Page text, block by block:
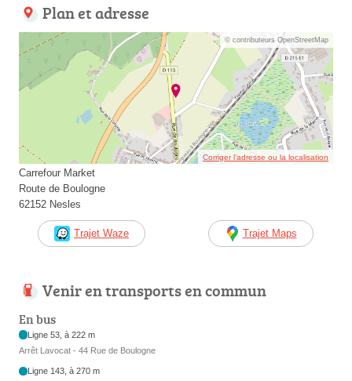
Plan et adresse
© contributeurs OpenStreetMap
Corriger l’adresse ou la localisation
Carrefour Market
Route de Boulogne
62152 Nesles
Trajet Waze Trajet Maps
Venir en transports en commun
En bus
Ligne 53, à 222 m
Arrêt Lavocat - 44 Rue de Boulogne
Ligne 143, à 270 m